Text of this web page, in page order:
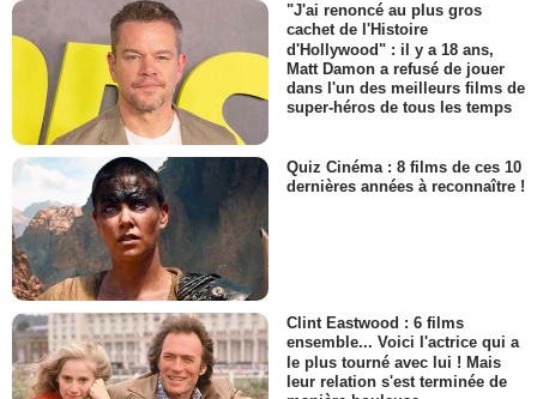
"J'ai renoncé au plus gros
cachet de l'Histoire
d'Hollywood" : il y a 18 ans,
Matt Damon a refusé de jouer
dans l'un des meilleurs films de
super-héros de tous les temps
Quiz Cinéma : 8 films de ces 10
dernières années à reconnaître !
Clint Eastwood : 6 films
ensemble... Voici l'actrice qui a
le plus tourné avec lui ! Mais
leur relation s'est terminée de